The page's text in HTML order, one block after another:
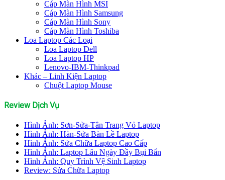
Cáp Màn Hình MSI
Cáp Màn Hình Samsung
Cáp Màn Hình Sony
Cáp Màn Hình Toshiba
Loa Laptop Các Loại
Loa Laptop Dell
Loa Laptop HP
Lenovo-IBM-Thinkpad
Khác – Linh Kiện Laptop
Chuột Laptop Mouse
Review Dịch Vụ
Hình Ảnh: Sơn-Sửa-Tân Trang Vỏ Laptop
Hình Ảnh: Hàn-Sửa Bàn Lề Laptop
Hình Ảnh: Sửa Chữa Laptop Cao Cấp
Hình Ảnh: Laptop Lâu Ngày Đầy Bụi Bẩn
Hình Ảnh: Quy Trình Vệ Sinh Laptop
Review: Sửa Chữa Laptop